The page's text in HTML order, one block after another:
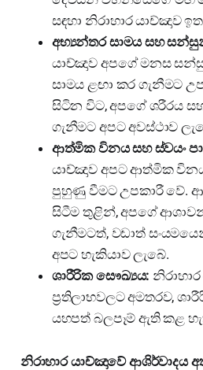
සඳහා නිරාහාර යාච්ඤාව
අභ්‍යන්තර සාමය සහ
යාච්ඤාව අපගේ මනස
සාමය ළඟා කර ගැනීමට
සිටින විට, අපගේ ශරීරය
ගැනීමට අපට අවස්ථාව
ආත්මික විනය සහ ස්වයං
යාච්ඤාව අපට ආත්මික
පුහුණු වීමට උපකාරී වේ.
සිටීම තුළින්, අපගේ
ගැනීමටත්, වඩාත්
අපට හැකියාව ලැබේ.
ශාරීරික සෞඛ්‍යය:
ප්‍රතිලාභවලට අමතරව,
යහපත් බලපෑම් ඇති කළ
නිරාහාර යාච්ඤාවේ ආශිර්වාදය